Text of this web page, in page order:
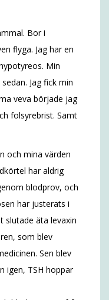
Bor i
flyga. Jag har en
Min
Jag fick min
veva började jag
folsyrebrist. Samt
och mina värden
har aldrig
blodprov, och
har justerats i
slutade äta levaxin
som blev
Sen blev
igen, TSH hoppar